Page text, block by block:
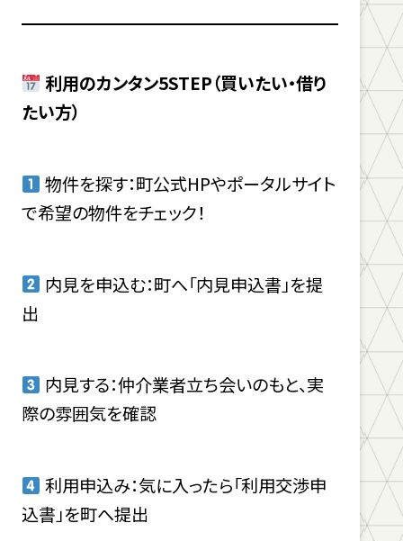
利用のカンタン5STEP（買いたい・借り
たい方）
物件を探す：町公式HPやポータルサイト
で希望の物件をチェック！
内見を申込む：町へ「内見申込書」を提
出
内見する：仲介業者立ち会いのもと、実
際の雰囲気を確認
利用申込み：気に入ったら「利用交渉申
込書」を町へ提出